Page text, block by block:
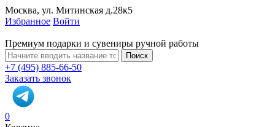
Москва, ул. Митинская д.28к5
Избранное Войти
Премиум подарки и сувениры ручной работы
Поиск
+7 (495) 885-66-50
Заказать звонок
0